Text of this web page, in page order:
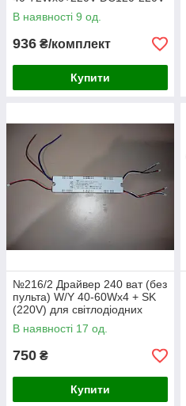
260mA (6x2pin)
В наявності 9 од.
936 ₴/комплект
Купити
№216/2 Драйвер 240 ват (без
пульта) W/Y 40-60Wx4 + SK
(220V) для світлодіодних
люстр 240W 128-288V 250mA
(№153)
В наявності 17 од.
750 ₴
Купити